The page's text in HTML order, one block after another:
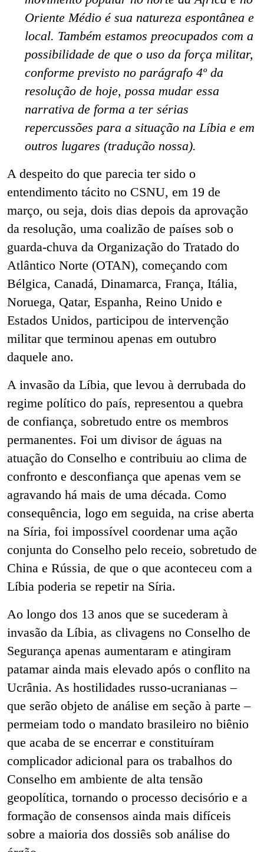
Oriente Médio é sua natureza espontânea e
local. Também estamos preocupados com a
possibilidade de que o uso da força militar,
conforme previsto no parágrafo 4º da
resolução de hoje, possa mudar essa
narrativa de forma a ter sérias
repercussões para a situação na Líbia e em
outros lugares (tradução nossa).
A despeito do que parecia ter sido o
entendimento tácito no CSNU, em 19 de
março, ou seja, dois dias depois da aprovação
da resolução, uma coalizão de países sob o
guarda-chuva da Organização do Tratado do
Atlântico Norte (OTAN), começando com
Bélgica, Canadá, Dinamarca, França, Itália,
Noruega, Qatar, Espanha, Reino Unido e
Estados Unidos, participou de intervenção
militar que terminou apenas em outubro
daquele ano.
A invasão da Líbia, que levou à derrubada do
regime político do país, representou a quebra
de confiança, sobretudo entre os membros
permanentes. Foi um divisor de águas na
atuação do Conselho e contribuiu ao clima de
confronto e desconfiança que apenas vem se
agravando há mais de uma década. Como
consequência, logo em seguida, na crise aberta
na Síria, foi impossível coordenar uma ação
conjunta do Conselho pelo receio, sobretudo de
China e Rússia, de que o que aconteceu com a
Líbia poderia se repetir na Síria.
Ao longo dos 13 anos que se sucederam à
invasão da Líbia, as clivagens no Conselho de
Segurança apenas aumentaram e atingiram
patamar ainda mais elevado após o conflito na
Ucrânia. As hostilidades russo-ucranianas –
que serão objeto de análise em seção à parte –
permeiam todo o mandato brasileiro no biênio
que acaba de se encerrar e constituíram
complicador adicional para os trabalhos do
Conselho em ambiente de alta tensão
geopolítica, tornando o processo decisório e a
formação de consensos ainda mais difíceis
sobre a maioria dos dossiês sob análise do